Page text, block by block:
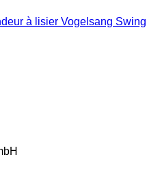
à lisier Vogelsang Swing